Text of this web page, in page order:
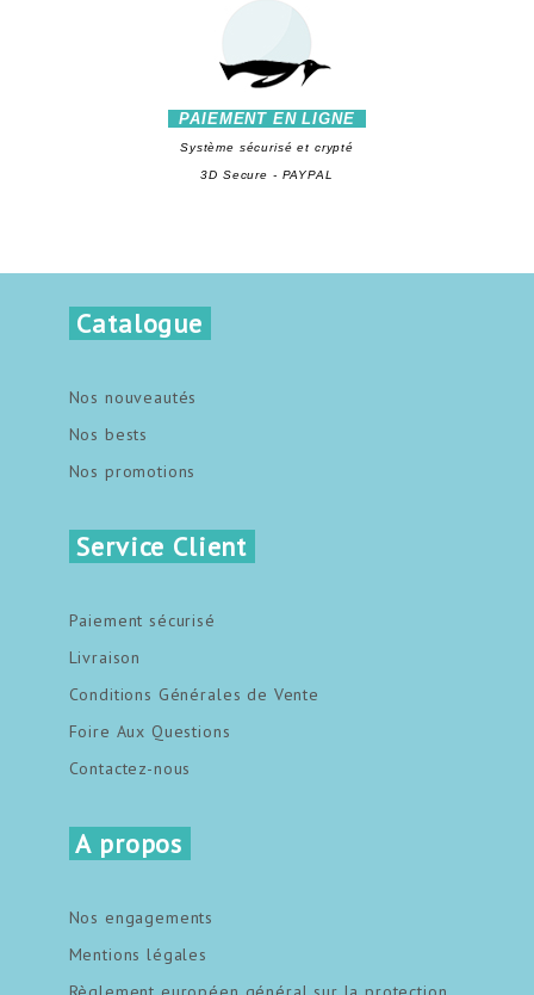
PAIEMENT EN LIGNE
Système sécurisé et crypté
3D Secure - PAYPAL
Catalogue
Nos nouveautés
Nos bests
Nos promotions
Service Client
Paiement sécurisé
Livraison
Conditions Générales de Vente
Foire Aux Questions
Contactez-nous
A propos
Nos engagements
Mentions légales